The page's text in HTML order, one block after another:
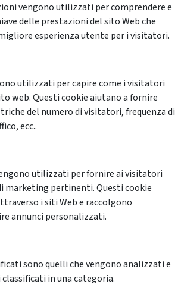
vengono utilizzati per comprendere e
delle prestazioni del sito Web che
esperienza utente per i visitatori.
utilizzati per capire come i visitatori
web. Questi cookie aiutano a fornire
del numero di visitatori, frequenza di
ecc..
utilizzati per fornire ai visitatori
marketing pertinenti. Questi cookie
i siti Web e raccolgono
annunci personalizzati.
sono quelli che vengono analizzati e
in una categoria.